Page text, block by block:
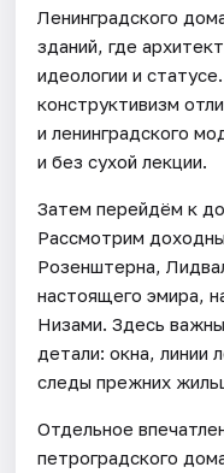
Ленинградского
зданий, где
идеологии и
конструктивизм
и ленинградского
и без сухой лекции.
Затем перейдём к
Рассмотрим
Розенштерна,
настоящего эмира,
Низами. Здесь
детали: окна, линии
следы прежних
Отдельное
петроградского